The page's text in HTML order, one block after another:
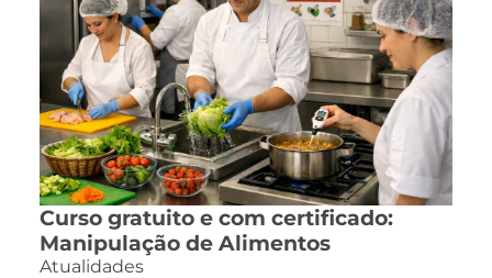
Curso gratuito e com certificado:
Manipulação de Alimentos
Atualidades